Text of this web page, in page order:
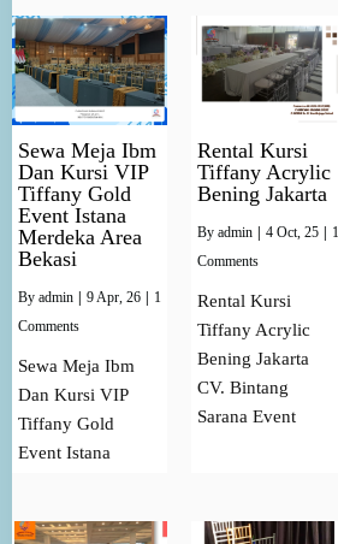
Sewa Meja Ibm
Dan Kursi VIP
Tiffany Gold
Event Istana
Merdeka Area
Bekasi
By admin | 9 Apr, 26 | 1
Comments
Sewa Meja Ibm
Dan Kursi VIP
Tiffany Gold
Event Istana
Rental Kursi
Tiffany Acrylic
Bening Jakarta
Byadmin | 4 Oct, 25 | 1
Comments
Rental Kursi
Tiffany Acrylic
Bening Jakarta
CV. Bintang
Sarana Event